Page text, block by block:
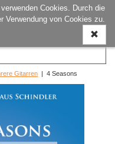
Cookies. Durch die
Verwendung von Cookies zu.
ein-/
Gitarren | 4 Seasons